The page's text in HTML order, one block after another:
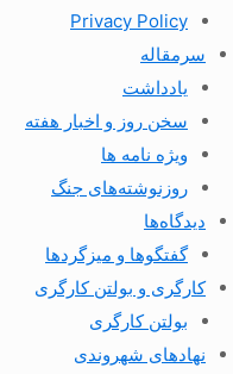
Privacy Policy
سرمقاله
یادداشت
سخن روز و اخبار هفته
ویژه نامه ها
روزنوشته‌های جنگ
دیدگاه‌ها
گفتگوها و میزگردها
کارگری و بولتن کارگری
بولتن کارگری
نهادهای شهروندی